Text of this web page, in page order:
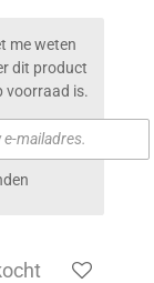
me weten
dit product
voorraad is.